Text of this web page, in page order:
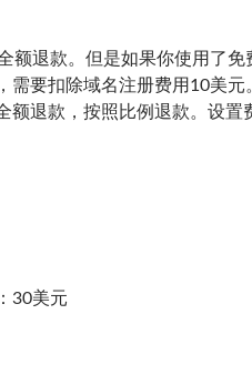
额退款。但是如果你使用了免
需要扣除域名注册费用10美元
额退款，按照比例退款。设置
30美元